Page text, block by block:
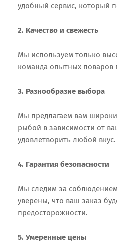
удобный сервис, который
2. Качество и свежесть
Мы используем только
команда опытных поваров
3. Разнообразие выбора
Мы предлагаем вам
рыбой в зависимости от
удовлетворить любой вкус.
4. Гарантия безопасности
Мы следим за
уверены, что ваш заказ
предосторожности.
5. Умеренные цены